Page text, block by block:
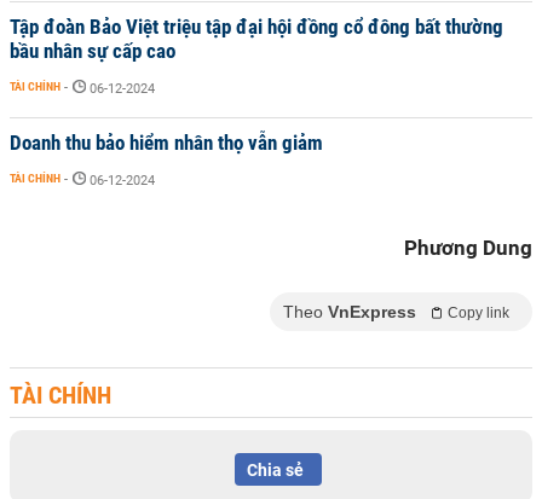
Tập đoàn Bảo Việt triệu tập đại hội đồng cổ đông bất thường
bầu nhân sự cấp cao
TÀI CHÍNH - 06-12-2024
Doanh thu bảo hiểm nhân thọ vẫn giảm
TÀI CHÍNH - 06-12-2024
Phương Dung
Theo VnExpress Copy link
TÀI CHÍNH
Chia sẻ